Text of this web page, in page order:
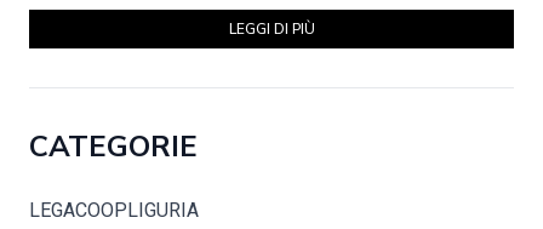
LEGGI DI PIÙ
CATEGORIE
LEGACOOPLIGURIA